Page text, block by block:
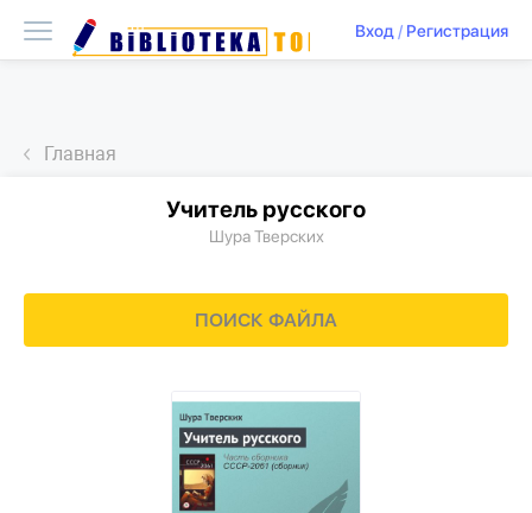
Вход/ Регистрация
Главная
Учитель русского
Шура Тверских
ПОИСК ФАЙЛА